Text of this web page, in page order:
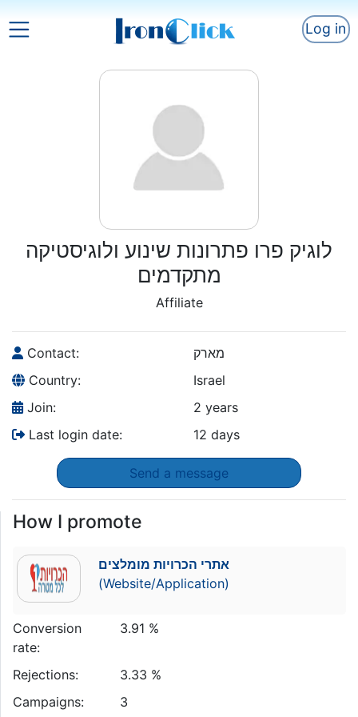
Log in
לוגיק פרו פתרונות שינוע ולוגיסטיקה
מתקדמים
Affiliate
Contact:
מארק
Country:
Israel
Join:
2 years
Last login date:
12 days
Send a message
How I promote
אתרי הכרויות מומלצים
(Website/Application)
Conversion
rate:
3.91 %
Rejections:
3.33 %
Campaigns:
3